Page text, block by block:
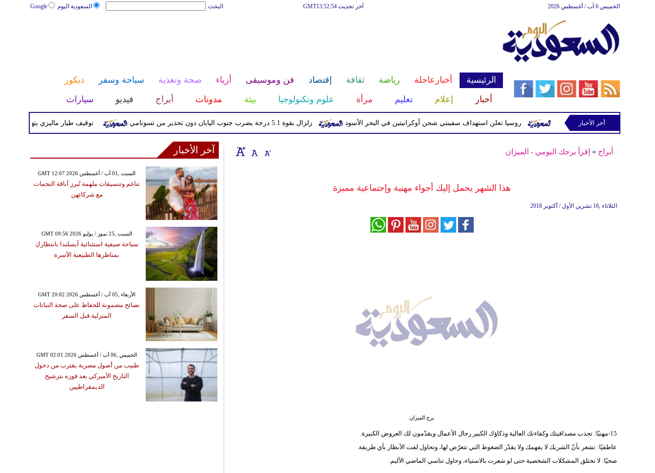
السعودية اليوم Google البحث آخر تحديث GMT13:52:54 الخميس 6 آب / أغسطس 2026
الرئيسية أخبارعاجلة رياضة ثقافة إقتصاد فن وموسيقى أزياء صحة وتغذية سياحة وسفر
ديكور
أخبار
إعلام تعليم مرأة علوم وتكنولوجيا بيئة مدونات أبراج فيديو سيارات
توقيف طيار ماليزي بتهمة تهريب زلزال بقوة 5.1 درجة يضرب جنوب اليابان دون تحذير من تسونامي روسيا تعلن استهداف سفينتي شحن أوكرانيتين في البحر الأسود للحوثيين غربي صنعاء
أخر الأخبار
أبراج » إقرأ برجك اليومي - الميزان
هذا الشهر يحمل إليك أجواء مهنية وإجتماعية مميزة
الثلاثاء ,16 تشرين الأول / أكتوبر 2018
برج الميزان
15-مهنيًا: تجذب مصداقيتك وكفاءتك العالية وذكاؤك الكبير رجال الأعمال ويقدّمون لك العروض الكبيرة.
عاطفيًا: تشعر بأنّ الشريك لا يفهمك ولا يقدّر الضغوط التي تتعرّض لها، وتحاول لفت الأنظار بأي طريقة.
صحيًا: لا تختلق المشكلات الشخصية حتى لو شعرت بالاستياء، وحاول تناسي الماضي الأليم.
آخر الأخبار
GMT 12:07 2026 السبت ,01 آب / أغسطس
تناغم وتنسيقات ملهمة تُبرز أناقة النجمات
مع شركائهن
GMT 09:56 2026 السبت ,25 تموز / يوليو
سياحة صيفية استثنائية آيسلندا بانتظاركِ
بمناظرها الطبيعية الآسرة
GMT 20:02 2026 الأربعاء ,05 آب / أغسطس
نصائح مضمونة للحفاظ على صحة النباتات
المنزلية قبل السفر
GMT 02:01 2026 الخميس ,06 آب / أغسطس
طبيب من أصول مصرية يقترب من دخول
التاريخ الأميركي بعد فوزه بترشيح
الديمقراطيين